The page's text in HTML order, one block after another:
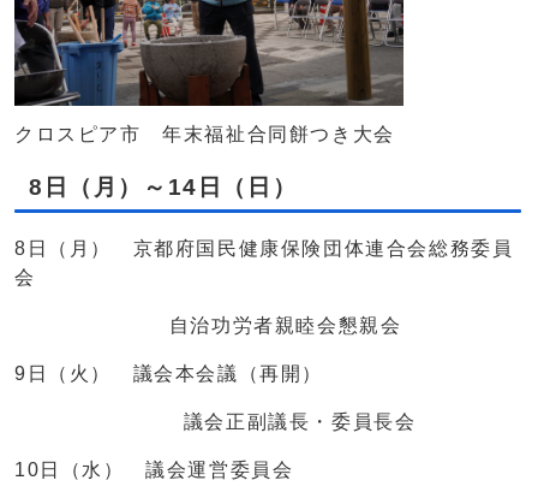
クロスピア市 年末福祉合同餅つき大会
8日（月）～14日（日）
8日（月） 京都府国民健康保険団体連合会総務委員
会
自治功労者親睦会懇親会
9日（火） 議会本会議（再開）
議会正副議長・委員長会
10日（水） 議会運営委員会